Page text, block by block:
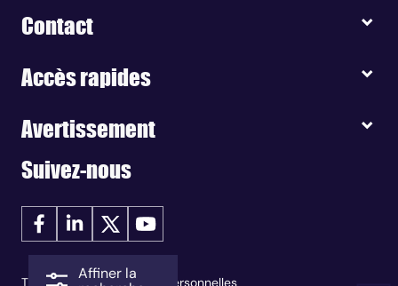
Affiner la
Contact
Accès rapides
Avertissement
Suivez-nous
Traitement des données personnelles